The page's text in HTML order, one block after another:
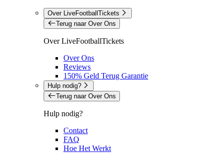
Over LiveFootballTickets
Terug naar Over Ons
Over LiveFootballTickets
Over Ons
Reviews
150% Geld Terug Garantie
Hulp nodig?
Terug naar Over Ons
Hulp nodig?
Contact
FAQ
Hoe Het Werkt